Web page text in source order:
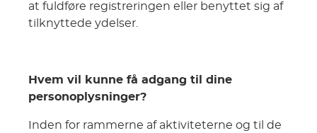
at fuldføre registreringen eller benyttet sig af
tilknyttede ydelser.
Hvem vil kunne få adgang til dine
personoplysninger?
Inden for rammerne af aktiviteterne og til de